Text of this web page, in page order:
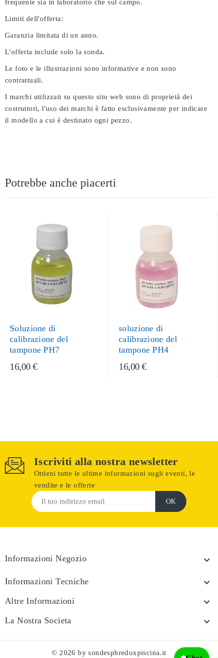
frequente sia in laboratorio che sul campo.
Limiti dell'offerta:
Garanzia limitata di un anno.
L'offerta include solo la sonda.
Le foto e le illustrazioni sono informative e non sono
contrattuali.
I marchi utilizzati su questo sito web sono di proprietà dei
costruttori, l'uso dei marchi è fatto esclusivamente per indicare
il modello a cui è destinato ogni pezzo.
Potrebbe anche piacerti
Soluzione di
calibrazione del
tampone PH7
16,00 €
soluzione di
calibrazione del
tampone PH4
16,00 €
Iscriviti alla nostra newsletter
Ottieni tutte le ultime informazioni sugli eventi, le
vendite e le offerte
Informazioni Negozio 
Informazioni Tecniche 
Altre Informazioni 
La Nostra Societa 
© 2026 by sondesphredoxpiscina.it